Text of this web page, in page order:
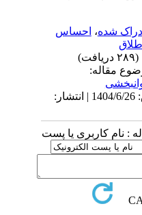
شده،احساس
مقاله:
دریافت: 1404/2/6 | پذیرش: 1404/6/26 | انتشار:
: نام کاربری یا پست